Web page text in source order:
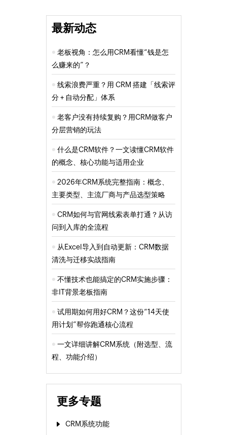
最新动态
老板视角：怎么用CRM看懂“钱是怎
么赚来的”？
线索浪费严重？用 CRM 搭建「线索评
分 + 自动分配」体系
老客户没有持续复购？用CRM做客户
分层营销的玩法
什么是CRM软件？一文读懂CRM软件
的概念、核心功能与适用企业
2026年CRM系统完整指南：概念、
主要类型、主流厂商与产品选型策略
CRM如何与官网线索表单打通？从访
问到入库的全流程
从Excel导入到自动更新：CRM数据
清洗与迁移实战指南
不懂技术也能搞定的CRM实施步骤：
非IT背景老板指南
试用期如何用好CRM？这份“14天使
用计划”帮你跑通核心流程
一文详细讲解CRM系统（附选型、流
程、功能介绍）
更多专题
CRM系统功能